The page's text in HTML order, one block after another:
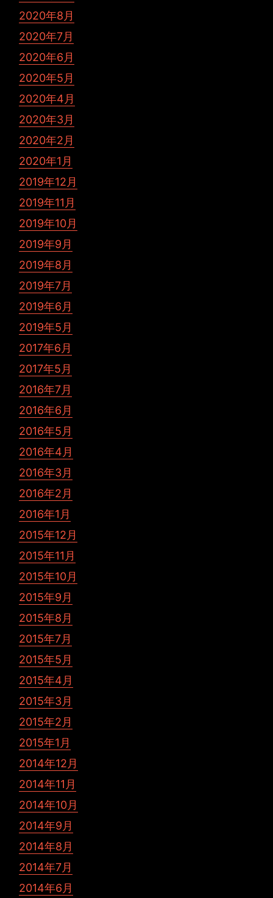
2020年8月
2020年7月
2020年6月
2020年5月
2020年4月
2020年3月
2020年2月
2020年1月
2019年12月
2019年11月
2019年10月
2019年9月
2019年8月
2019年7月
2019年6月
2019年5月
2017年6月
2017年5月
2016年7月
2016年6月
2016年5月
2016年4月
2016年3月
2016年2月
2016年1月
2015年12月
2015年11月
2015年10月
2015年9月
2015年8月
2015年7月
2015年5月
2015年4月
2015年3月
2015年2月
2015年1月
2014年12月
2014年11月
2014年10月
2014年9月
2014年8月
2014年7月
2014年6月